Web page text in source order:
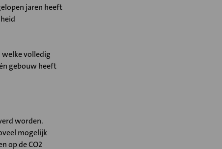
jaren heeft
volledig
gebouw heeft
worden.
mogelijk
op de CO2